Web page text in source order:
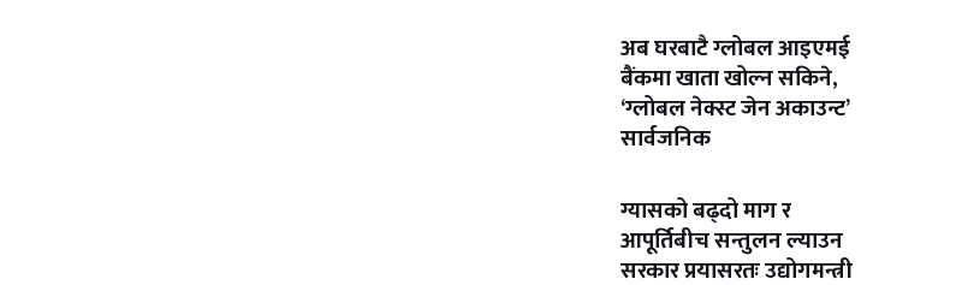
अब घरबाटै ग्लोबल आइएमई
बैंकमा खाता खोल्न सकिने,
‘ग्लोबल नेक्स्ट जेन अकाउन्ट’
सार्वजनिक
ग्यासको बढ्दो माग र
आपूर्तिबीच सन्तुलन ल्याउन
सरकार प्रयासरतः उद्योगमन्त्री